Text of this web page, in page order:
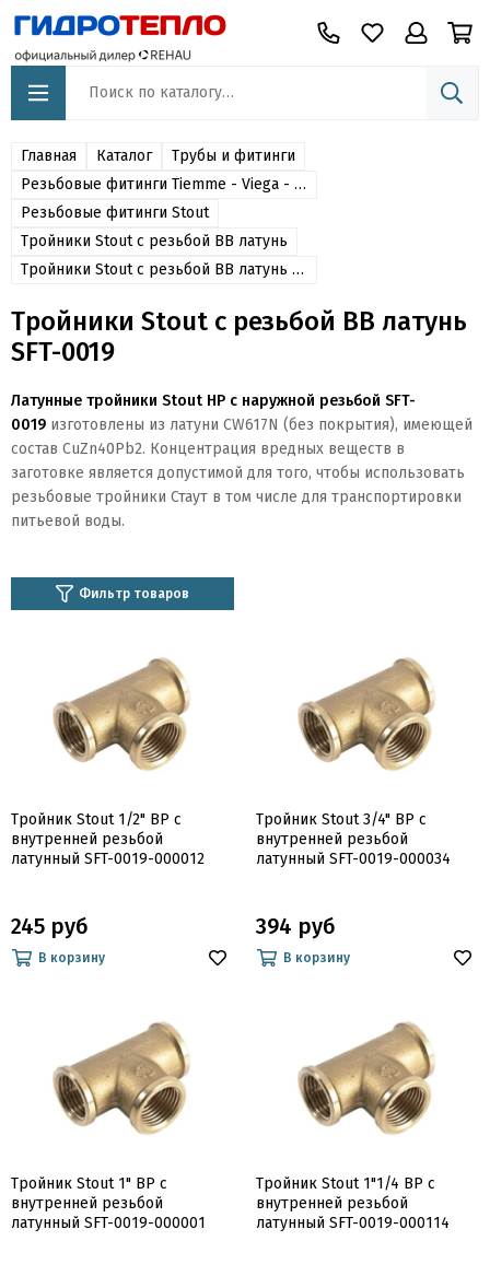
Главная Каталог
Трубы и фитинги
Резьбовые фитинги Tiemme - Viega - Oventrop - Itap -Stout - Far - Valtec - Sanha - Effebi
Резьбовые фитинги Stout
Тройники Stout c резьбой ВВ латунь
Тройники Stout c резьбой ВВ латунь SFT-0019
Тройники Stout c резьбой ВВ латунь
SFT-0019
Латунные тройники Stout НР с наружной резьбой SFT-
0019 изготовлены из латуни CW617N (без покрытия), имеющей
состав CuZn40Pb2. Концентрация вредных веществ в
заготовке является допустимой для того, чтобы использовать
резьбовые тройники Стаут в том числе для транспортировки
питьевой воды.
Фильтр товаров
Тройник Stout 1/2" ВР с
внутренней резьбой
латунный SFT-0019-000012
245 руб
В корзину
Тройник Stout 3/4" ВР с
внутренней резьбой
латунный SFT-0019-000034
394 руб
В корзину
Тройник Stout 1" ВР с
внутренней резьбой
латунный SFT-0019-000001
Тройник Stout 1"1/4 ВР с
внутренней резьбой
латунный SFT-0019-000114